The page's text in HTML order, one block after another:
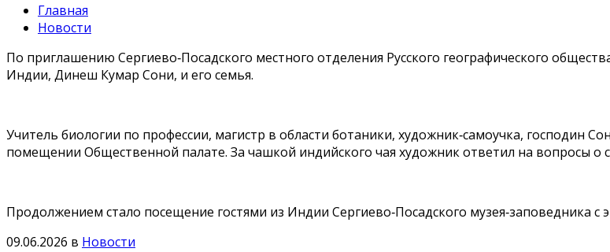
Главная
Новости
По приглашению Сергиево‑Посадского местного отделения Русского географического
Индии, Динеш Кумар Сони, и его семья.
Учитель биологии по профессии, магистр в области ботаники, художник‑самоучка, господин
помещении Общественной палате. За чашкой индийского чая художник ответил на вопросы о
Продолжением стало посещение гостями из Индии Сергиево‑Посадского музея‑заповедника с
09.06.2026 в Новости